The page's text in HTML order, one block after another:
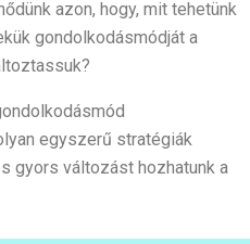
azon, hogy, mit tehetünk
gondolkodásmódját a
egyszerű stratégiák
gyors változást hozhatunk a